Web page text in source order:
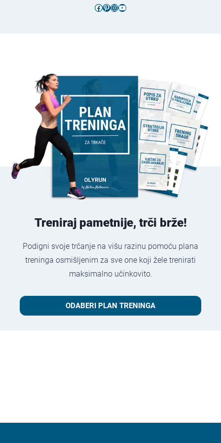
Facebook
Pinterest
Instagram
YouTube
Treniraj pametnije, trči brže!
Podigni svoje trčanje na višu razinu pomoću plana
treninga osmišljenim za sve one koji žele trenirati
maksimalno učinkovito.
ODABERI PLAN TRENINGA